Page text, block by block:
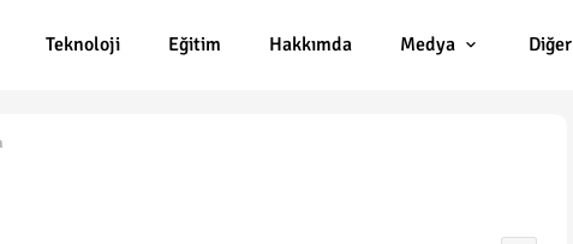
Teknoloji Eğitim Hakkımda Medya Diğer